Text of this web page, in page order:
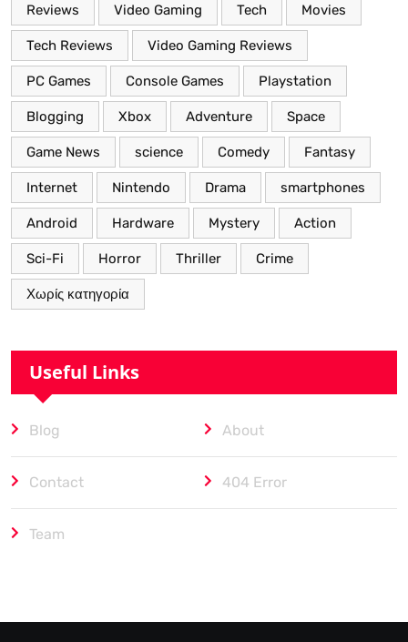
Reviews Video Gaming Tech Movies
Tech Reviews Video Gaming Reviews
PC Games Console Games Playstation
Blogging Xbox Adventure Space
Game News science Comedy Fantasy
Internet Nintendo Drama smartphones
Android Hardware Mystery Action
Sci-Fi Horror Thriller Crime
Χωρίς κατηγορία
Useful Links
Blog About
Contact 404 Error
Team